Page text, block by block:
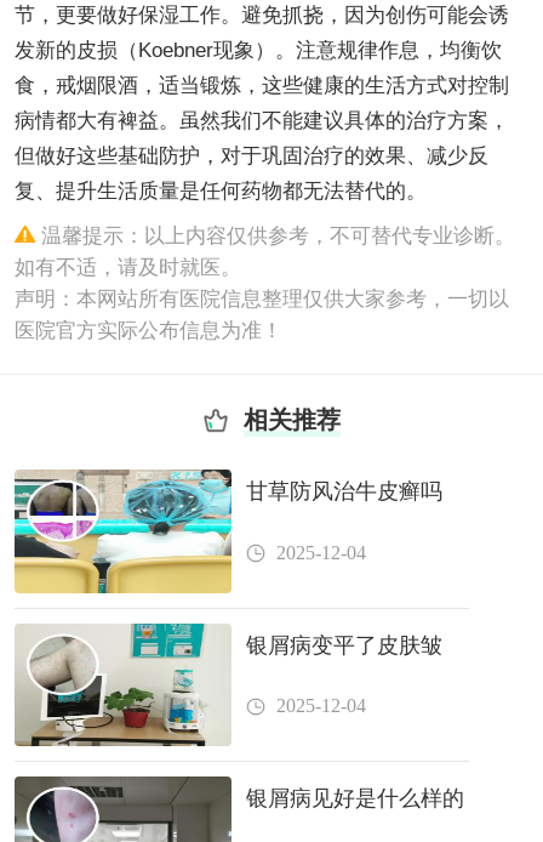
节，更要做好保湿工作。避免抓挠，因为创伤可能会诱
发新的皮损（Koebner现象）。注意规律作息，均衡饮
食，戒烟限酒，适当锻炼，这些健康的生活方式对控制
病情都大有裨益。虽然我们不能建议具体的治疗方案，
但做好这些基础防护，对于巩固治疗的效果、减少反
复、提升生活质量是任何药物都无法替代的。
温馨提示：以上内容仅供参考，不可替代专业诊断。
如有不适，请及时就医。
声明：本网站所有医院信息整理仅供大家参考，一切以
医院官方实际公布信息为准！
相关推荐
甘草防风治牛皮癣吗
2025-12-04
银屑病变平了皮肤皱
2025-12-04
银屑病见好是什么样的